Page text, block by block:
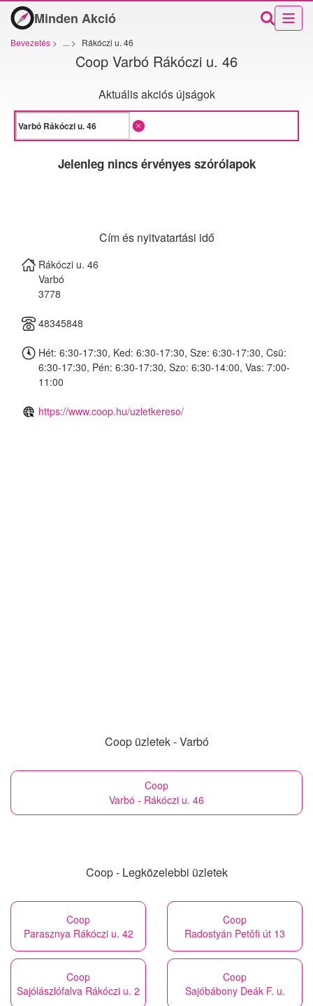
Minden Akció
Bevezetés > ... > Rákóczi u. 46
Coop Varbó Rákóczi u. 46
Aktuális akciós újságok
Jelenleg nincs érvényes szórólapok
Cím és nyitvatartási idő
Rákóczi u. 46
Varbó
3778
48345848
Hét: 6:30-17:30, Ked: 6:30-17:30, Sze: 6:30-17:30, Csü:
6:30-17:30, Pén: 6:30-17:30, Szo: 6:30-14:00, Vas: 7:00-
11:00
https://www.coop.hu/uzletkereso/
Coop üzletek - Varbó
Coop
Varbó - Rákóczi u. 46
Coop - Legközelebbi üzletek
Coop
Parasznya Rákóczi u. 42
Coop
Radostyán Petôfi út 13
Coop
Sajólászlófalva Rákóczi u. 2
Coop
Sajóbábony Deák F. u.